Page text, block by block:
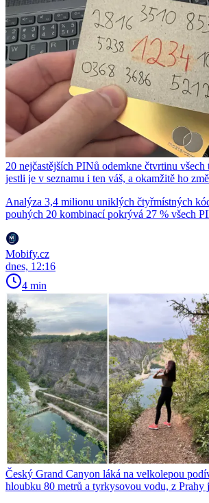
20 nejčastějších PINů odemkne čtvrtinu
jestli je v seznamu i ten váš, a okamžitě ho
Analýza 3,4 milionu uniklých čtyřmístných
pouhých 20 kombinací pokrývá 27 % všech
Mobify.cz
dnes, 12:16
4 min
Český Grand Canyon láká na velkolepou
hloubku 80 metrů a tyrkysovou vodu, z Prahy